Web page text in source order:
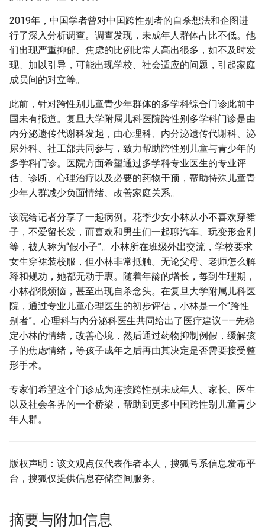
2019年，中国学者曾对中国跨性别者的自杀想法和企图进
行了深入分析调查。调查发现，未成年人群体占比不低。他
们出现严重抑郁、焦虑的比例比常人高出很多，如不及时发
现、加以引导，可能出现学校、社会适应的问题，引起家庭
成员间的对立等。
此前，针对跨性别儿童青少年群体的多学科综合门诊此前中
国未有报道。复旦大学附属儿科医院跨性别多学科门诊是由
内分泌遗传代谢科发起，由心理科、内分泌遗传代谢科、泌
尿外科、社工部共同参与，致力帮助跨性别儿童与青少年的
多学科门诊。医院方面希望通过多学科专业医生的专业评
估、诊断、心理治疗以及必要的药物干预，帮助特殊儿童青
少年人群减少负面情绪、改善家庭关系。
该院给记者分享了一起病例。花季少女小林从小不喜欢穿裙
子，不爱留长发，而喜欢和男生们一起聊汽车、玩变形金刚
等，被人称为“假小子”。小林所在班级外出交流，学校要求
女生穿裙装校服，但小林非常抵触。无论父母、老师怎么解
释和规劝，她都无动于衷。随着年龄的增长，每到生理期，
小林都很烦恼，甚至出现自杀念头。在复旦大学附属儿科医
院，通过专业儿童心理医生的初步评估，小林是一个“跨性
别者”。心理科与内分泌科医生共同给出了医疗建议——先稳
定小林的情绪，改善心境，然后通过药物抑制例假，缓解孩
子的焦虑情绪，等孩子成年之后再由其决定是否需要接受整
形手术。
专家们希望这个门诊成为连接跨性别未成年人、家长、医生
以及社会各界的一个桥梁，帮助到更多中国跨性别儿童青少
年人群。
版权声明：该文观点仅代表作者本人，搜狐号系信息发布平
台，搜狐仅提供信息存储空间服务。
摘要与附加信息